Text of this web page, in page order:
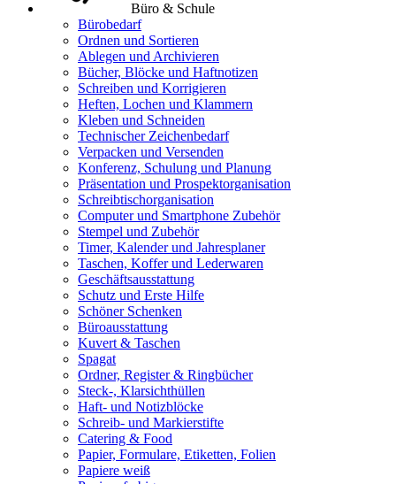
Büro & Schule
Bürobedarf
Ordnen und Sortieren
Ablegen und Archivieren
Bücher, Blöcke und Haftnotizen
Schreiben und Korrigieren
Heften, Lochen und Klammern
Kleben und Schneiden
Technischer Zeichenbedarf
Verpacken und Versenden
Konferenz, Schulung und Planung
Präsentation und Prospektorganisation
Schreibtischorganisation
Computer und Smartphone Zubehör
Stempel und Zubehör
Timer, Kalender und Jahresplaner
Taschen, Koffer und Lederwaren
Geschäftsausstattung
Schutz und Erste Hilfe
Schöner Schenken
Büroausstattung
Kuvert & Taschen
Spagat
Ordner, Register & Ringbücher
Steck-, Klarsichthüllen
Haft- und Notizblöcke
Schreib- und Markierstifte
Catering & Food
Papier, Formulare, Etiketten, Folien
Papiere weiß